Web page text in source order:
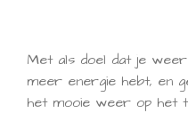
Met als doel dat je
meer energie hebt, en
het mooie weer op het